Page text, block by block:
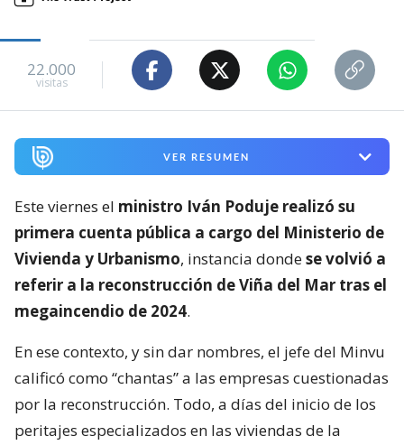
22.000
visitas
VER RESUMEN
Este viernes el ministro Iván Poduje realizó su
primera cuenta pública a cargo del Ministerio de
Vivienda y Urbanismo, instancia dondese volvió a
referir a la reconstrucción de Viña del Mar tras el
megaincendio de 2024.
En ese contexto, y sin dar nombres, el jefe del Minvu
calificó como “chantas” a las empresas cuestionadas
por la reconstrucción. Todo, a días del inicio de los
peritajes especializados en las viviendas de la